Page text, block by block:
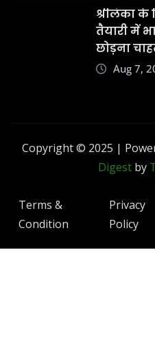
श्रीलंका के
तैयारी में
छोड़ना
Aug 7,
Copyright © 2025 |
Digest by
Terms &
Condition
Privacy
Policy